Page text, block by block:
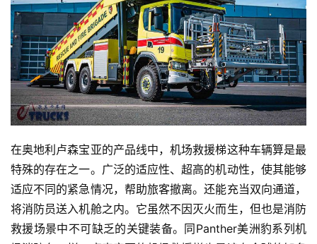
在奥地利卢森宝亚的产品线中，机场救援梯这种车辆算是最
特殊的存在之一。广泛的适应性、超高的机动性，使其能够
适应不同的紧急情况，帮助旅客撤离。还能充当双向通道，
将消防员送入机舱之内。它虽然不因灭火而生，但也是消防
救援场景中不可缺乏的关键装备。同Panther美洲豹系列机